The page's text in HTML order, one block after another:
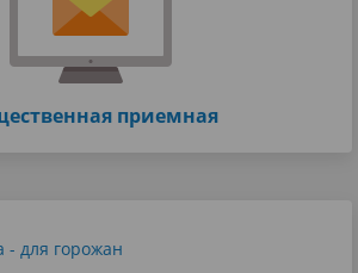
приемная
- для горожан